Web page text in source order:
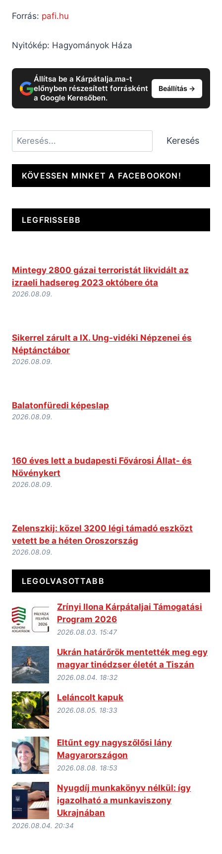
Forrás: pafi.hu
Nyitókép: Hagyományok Háza
Állítsa be a Kárpátalja.ma-t
előnyben részesített forrásként
a Google Keresőben.
Beállítás →
Keresés Keresés
KÖVESSEN MINKET A FACEBOOKON!
LEGFRISSEBB
Mintegy 2800 gázai terroristát likvidált az
izraeli hadsereg 2023 októbere óta
2026.08.09.
Sikerrel zárult a IX. Ung-vidéki Népzenei és
Néptánctábor
2026.08.09.
Balatonfüredi képeslap
2026.08.09.
160 éves lett a budapesti Fővárosi Állat- és
Növénykert
2026.08.09.
Zelenszkij: közel 3200 légi támadó eszközt
vetett be a héten Oroszország
2026.08.09.
LEGOLVASOTTABB
Zrínyi Ilona Kárpátaljai Támogatási
Program 2026
2026.08.03. 15:47
Ukrán határőrök mentették meg egy
magyar tinédzser életét a Tiszán
2026.08.04. 18:32
Leláncolt kapuk
2026.08.05. 18:33
Eltűnt egy nagyszőlősi lány
Magyarországon
2026.08.08. 18:53
Nyugdíj munkakönyv nélkül: így
igazolható a munkaviszony
Ukrajnában
2026.08.04. 20:34